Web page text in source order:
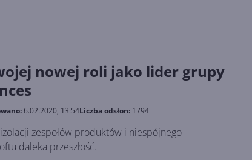
nowej roli jako lider grupy
6.02.2020, 13:54Liczba odsłon: 1794
zespołów produktów i niespójnego
daleka przeszłość.